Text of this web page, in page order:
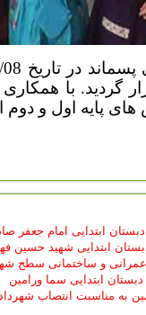
09/08 در در دبستان
گردید. با
پایه اول و دوم
ابتدایی امام جعفر
ابتدایی شهید حسین
و ساختمانی سطح
ابتدایی سما ورامین
به مناسبت انتصاب